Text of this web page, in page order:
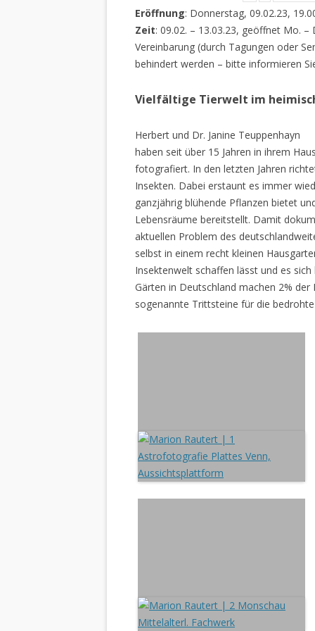
Eröffnung: Donnerstag, 09.02.23,
Zeit: 09.02. – 13.03.23, geöffnet Mo. –
Vereinbarung (durch Tagungen oder
behindert werden – bitte informieren
Vielfältige Tierwelt im
Herbert und Dr. Janine Teuppenhayn
haben seit über 15 Jahren in ihrem
fotografiert. In den letzten Jahren
Insekten. Dabei erstaunt es immer
ganzjährig blühende Pflanzen bietet
Lebensräume bereitstellt. Damit
aktuellen Problem des
selbst in einem recht kleinen
Insektenwelt schaffen lässt und es
Gärten in Deutschland machen 2%
sogenannte Trittsteine für die